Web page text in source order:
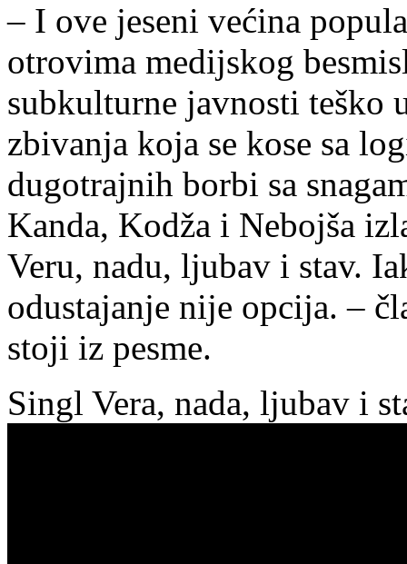
– I ove jeseni većina
otrovima medijskog
subkulturne javnosti teško
zbivanja koja se kose sa
dugotrajnih borbi sa
Kanda, Kodža i Nebojša
Veru, nadu, ljubav i stav.
odustajanje nije opcija. –
stoji iz pesme.
Singl Vera, nada, ljubav i